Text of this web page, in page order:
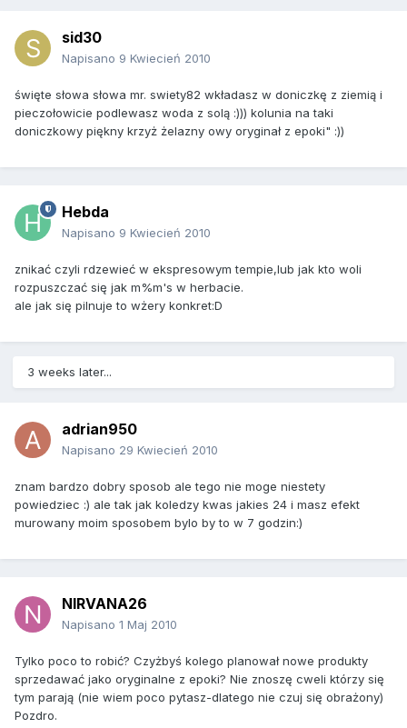
sid30
Napisano 9 Kwiecień 2010
święte słowa słowa mr. swiety82 wkładasz w doniczkę z ziemią i
pieczołowicie podlewasz woda z solą :))) kolunia na taki
doniczkowy piękny krzyż żelazny owy oryginał z epoki" :))
Hebda
Napisano 9 Kwiecień 2010
znikać czyli rdzewieć w ekspresowym tempie,lub jak kto woli
rozpuszczać się jak m%m's w herbacie.
ale jak się pilnuje to wżery konkret:D
3 weeks later...
adrian950
Napisano 29 Kwiecień 2010
znam bardzo dobry sposob ale tego nie moge niestety
powiedziec :) ale tak jak koledzy kwas jakies 24 i masz efekt
murowany moim sposobem bylo by to w 7 godzin:)
NIRVANA26
Napisano 1 Maj 2010
Tylko poco to robić? Czyżbyś kolego planował nowe produkty
sprzedawać jako oryginalne z epoki? Nie znoszę cweli którzy się
tym parają (nie wiem poco pytasz-dlatego nie czuj się obrażony)
Pozdro.